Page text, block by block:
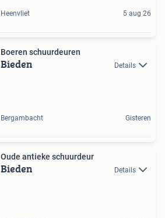
Heenvliet 5 aug 26
Boeren schuurdeuren
Bieden Details
Bergambacht Gisteren
Oude antieke schuurdeur
Bieden Details